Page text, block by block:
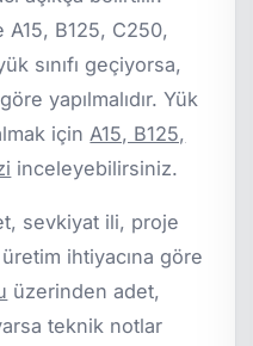
B125, C250,
sınıfı geçiyorsa,
yapılmalıdır. Yük
için A15, B125,
inceleyebilirsiniz.
sevkiyat ili, proje
ihtiyacına göre
üzerinden adet,
teknik notlar